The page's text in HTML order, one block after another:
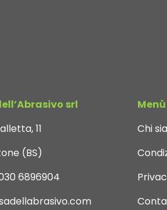
srl
11
(BS)
6896904
Menù
Chi